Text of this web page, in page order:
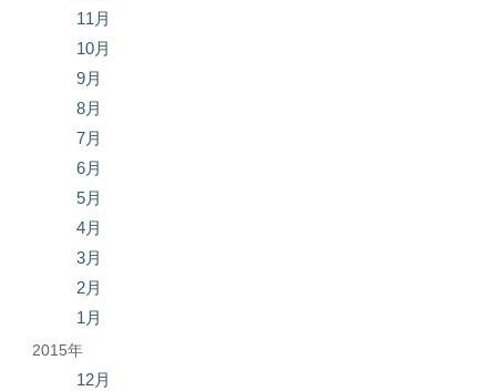
11月
10月
9月
8月
7月
6月
5月
4月
3月
2月
1月
2015年
12月